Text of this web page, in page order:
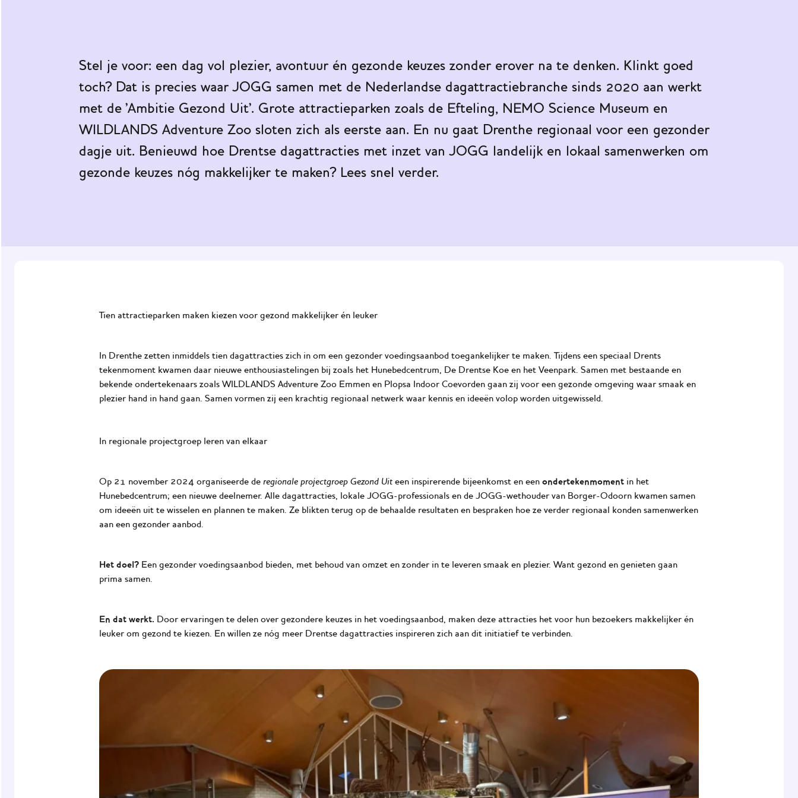
Stel je voor: een dag vol plezier, avontuur én gezonde keuzes zonder erover na te denken. Klinkt goed
toch? Dat is precies waar JOGG samen met de Nederlandse dagattractiebranche sinds 2020 aan werkt
met de 'Ambitie Gezond Uit'. Grote attractieparken zoals de Efteling, NEMO Science Museum en
WILDLANDS Adventure Zoo sloten zich als eerste aan. En nu gaat Drenthe regionaal voor een gezonder
dagje uit. Benieuwd hoe Drentse dagattracties met inzet van JOGG landelijk en lokaal samenwerken om
gezonde keuzes nóg makkelijker te maken? Lees snel verder.
Tien attractieparken maken kiezen voor gezond makkelijker én leuker
In Drenthe zetten inmiddels tien dagattracties zich in om een gezonder voedingsaanbod toegankelijker te maken. Tijdens een speciaal Drents
tekenmoment kwamen daar nieuwe enthousiastelingen bij zoals het Hunebedcentrum, De Drentse Koe en het Veenpark. Samen met bestaande en
bekende ondertekenaars zoals WILDLANDS Adventure Zoo Emmen en Plopsa Indoor Coevorden gaan zij voor een gezonde omgeving waar smaak en
plezier hand in hand gaan. Samen vormen zij een krachtig regionaal netwerk waar kennis en ideeën volop worden uitgewisseld.
In regionale projectgroep leren van elkaar
Op 21 november 2024 organiseerde de regionale projectgroep Gezond Uit een inspirerende bijeenkomst en een ondertekenmomentin het
Hunebedcentrum; een nieuwe deelnemer. Alle dagattracties, lokale JOGG-professionals en de JOGG-wethouder van Borger-Odoorn kwamen samen
om ideeën uit te wisselen en plannen te maken. Ze blikten terug op de behaalde resultaten en bespraken hoe ze verder regionaal konden samenwerken
aan een gezonder aanbod.
Het doel? Een gezonder voedingsaanbod bieden, met behoud van omzet en zonder in te leveren smaak en plezier. Want gezond en genieten gaan
prima samen.
En dat werkt. Door ervaringen te delen over gezondere keuzes in het voedingsaanbod, maken deze attracties het voor hun bezoekers makkelijker én
leuker om gezond te kiezen. En willen ze nóg meer Drentse dagattracties inspireren zich aan dit initiatief te verbinden.